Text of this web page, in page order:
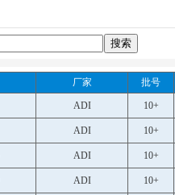
厂家 批号
ADI 10+
ADI 10+
ADI 10+
ADI 10+